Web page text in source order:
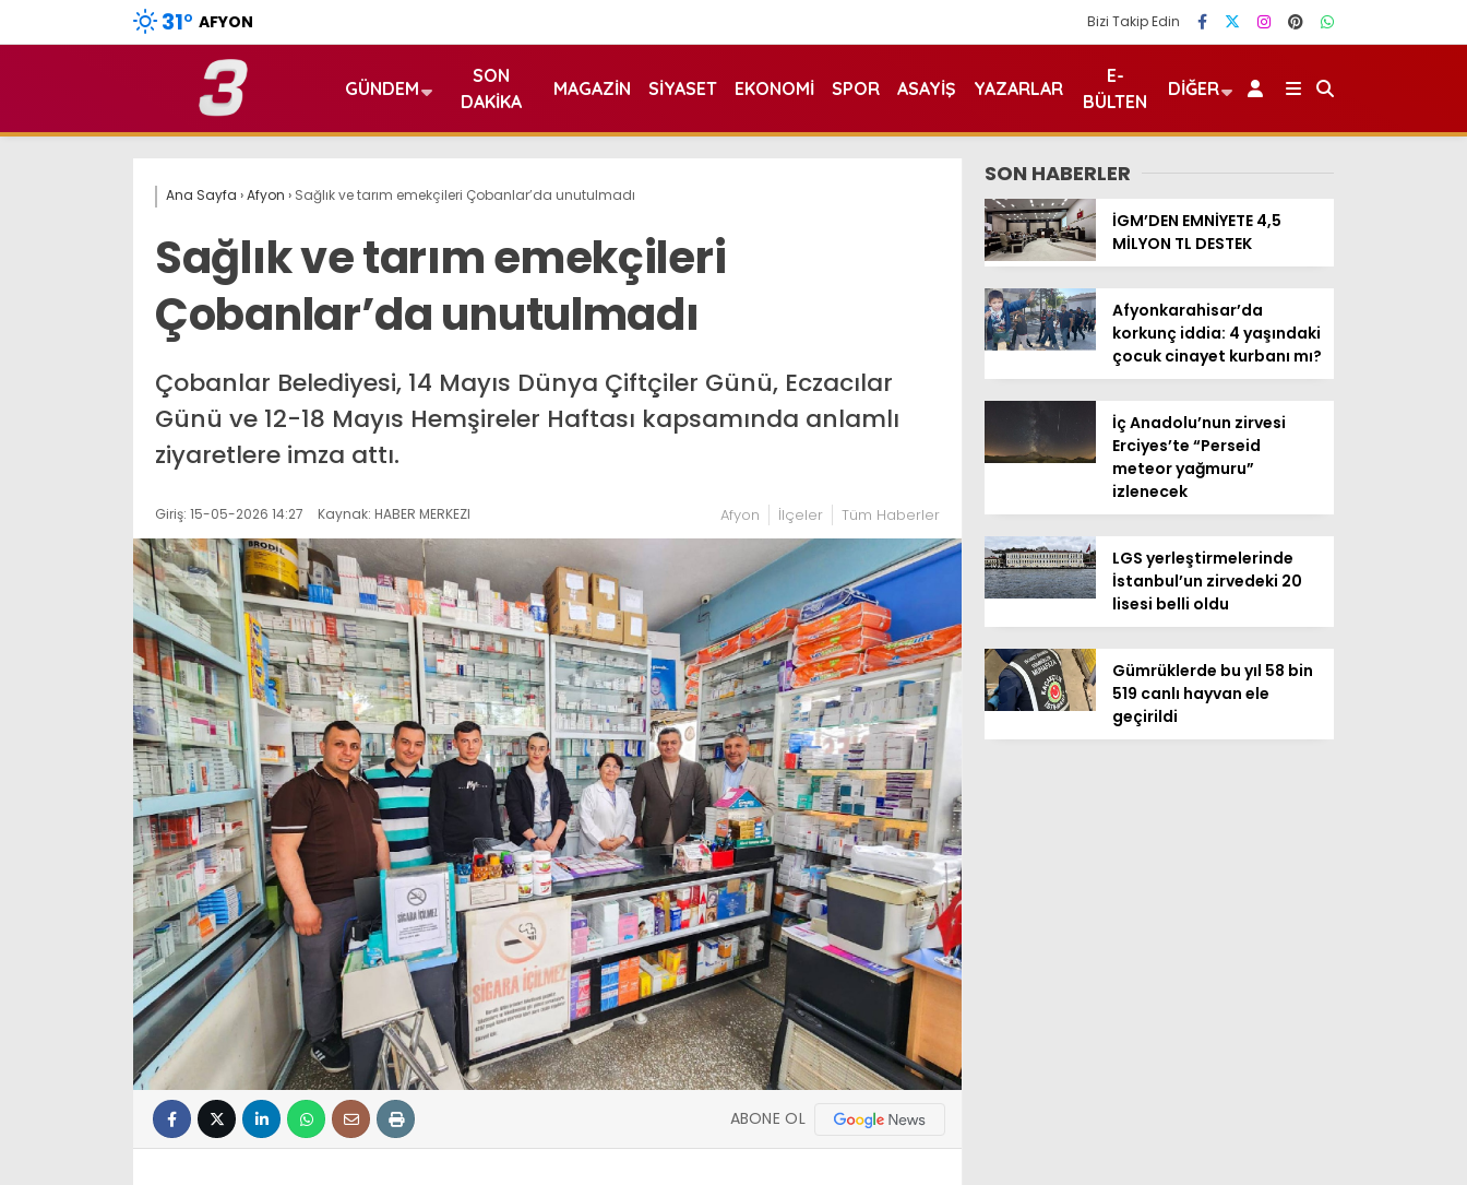
31° AFYON Bizi Takip Edin
GÜNDEM
SON
DAKIKA
MAGAZIN SIYASET EKONOMI SPOR ASAYIŞ YAZARLAR
E-
BÜLTEN
DIĞER
Ana Sayfa ›Afyon › Sağlık ve tarım emekçileri Çobanlar’da unutulmadı
Sağlık ve tarım emekçileri
Çobanlar’da unutulmadı
Çobanlar Belediyesi, 14 Mayıs Dünya Çiftçiler Günü, Eczacılar
Günü ve 12-18 Mayıs Hemşireler Haftası kapsamında anlamlı
ziyaretlere imza attı.
Giriş: 15-05-2026 14:27 Kaynak: HABER MERKEZI Afyon İlçeler Tüm Haberler
ABONE OL
SON HABERLER
İGM’DEN EMNİYETE 4,5
MİLYON TL DESTEK
Afyonkarahisar’da
korkunç iddia: 4 yaşındaki
çocuk cinayet kurbanı mı?
İç Anadolu’nun zirvesi
Erciyes’te “Perseid
meteor yağmuru”
izlenecek
LGS yerleştirmelerinde
İstanbul’un zirvedeki 20
lisesi belli oldu
Gümrüklerde bu yıl 58 bin
519 canlı hayvan ele
geçirildi